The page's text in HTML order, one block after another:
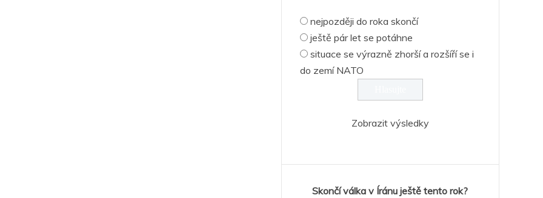
nejpozději do roka skončí
ještě pár let se potáhne
situace se výrazně zhorší a rozšíří se i
do zemí NATO
Zobrazit výsledky
Skončí válka v Íránu ještě tento rok?